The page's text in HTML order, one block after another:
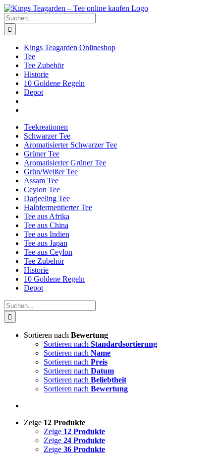
Zum
Inhalt
springen
Facebook
X
Instagram
Pinterest
Suche
nach:
Kings Teagarden Onlineshop
Tee
Tee Zubehör
Historie
10 Goldene Regeln
Depot
Teekreationen
Schwarzer Tee
Aromatisierter Schwarzer Tee
Grüner Tee
Aromatisierter Grüner Tee
Grün/Weißer Tee
Assam Tee
Ceylon Tee
Darjeeling Tee
Halbfermentierter Tee
Tee aus Afrika
Tee aus China
Tee aus Indien
Tee aus Japan
Tee aus Ceylon
Tee Zubehör
Historie
10 Goldene Regeln
Depot
Suche
nach:
Sortieren nach Bewertung
Sortieren nach Standardsortierung
Sortieren nach Name
Sortieren nach Preis
Sortieren nach Datum
Sortieren nach Beliebtheit
Sortieren nach Bewertung
Zeige 12 Produkte
Zeige 12 Produkte
Zeige 24 Produkte
Zeige 36 Produkte